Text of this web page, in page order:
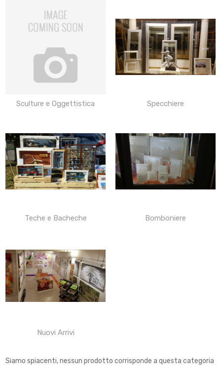
Sculture e Oggettistica Specchiere
Teche e Bacheche Bomboniere
Nuovi Arrivi
Siamo spiacenti, nessun prodotto corrisponde a questa categoria